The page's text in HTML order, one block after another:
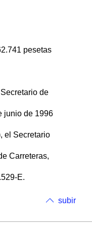
pesetas
de
junio de 1996
el Secretario
Carreteras,
E.
subir